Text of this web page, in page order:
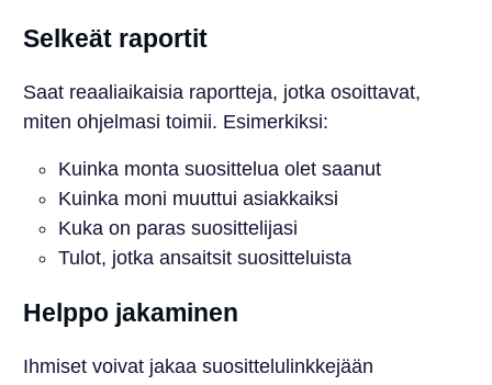
Selkeät raportit
Saat reaaliaikaisia raportteja, jotka osoittavat,
miten ohjelmasi toimii. Esimerkiksi:
Kuinka monta suosittelua olet saanut
Kuinka moni muuttui asiakkaiksi
Kuka on paras suosittelijasi
Tulot, jotka ansaitsit suositteluista
Helppo jakaminen
Ihmiset voivat jakaa suosittelulinkkejään